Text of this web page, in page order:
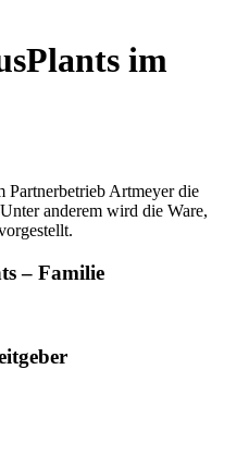
im
Artmeyer die
anderem wird die Ware,
– Familie